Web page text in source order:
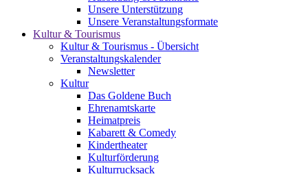
Unsere Unterstützung
Unsere Veranstaltungsformate
Kultur & Tourismus
Kultur & Tourismus - Übersicht
Veranstaltungskalender
Newsletter
Kultur
Das Goldene Buch
Ehrenamtskarte
Heimatpreis
Kabarett & Comedy
Kindertheater
Kulturförderung
Kulturrucksack